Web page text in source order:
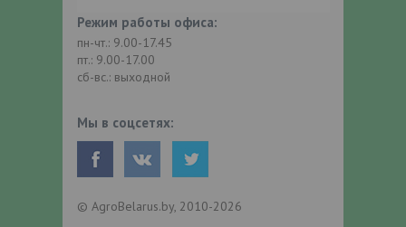
Режим работы офиса:
пн-чт.: 9.00-17.45
пт.: 9.00-17.00
сб-вс.: выходной
Мы в соцсетях:
© AgroBelarus.by, 2010-2026